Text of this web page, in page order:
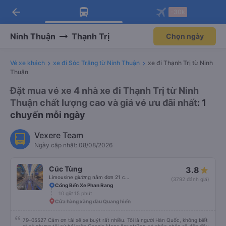
Tải app Vexere ngay!
Nhận ưu đãi thành viên độc
Mở app
Tải app Vexere
-30k/ghế khi đặt vé máy bay qua
Mở app
arrow_back
Ninh Thuận Thạnh Trị Chọn ngày
Vé xe khách xe đi Sóc Trăng từ Ninh Thuận
xe đi Thạnh Trị từ Ninh
Thuận
Đặt mua vé xe 4 nhà xe đi Thạnh Trị từ Ninh
Thuận chất lượng cao và giá vé ưu đãi nhất: 1
chuyến mỗi ngày
Vexere Team
Ngày cập nhật: 08/08/2026
Cúc Tùng 3.8
(3792 đánh giá)
Cổng Bến Xe Phan Rang
10 giờ 15 phút
Cửa hàng xăng dầu Quang hiển
79-05527 Cảm ơn tài xế xe buýt rất nhiều. Tôi là người Hàn Quốc, không biết